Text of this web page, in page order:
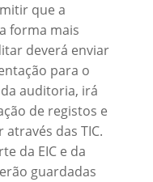
que a
forma mais
deverá enviar
para o
auditoria, irá
de registos e
das TIC.
da EIC e da
guardadas